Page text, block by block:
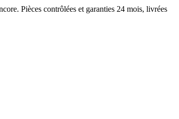
Pièces contrôlées et garanties 24 mois, livrées